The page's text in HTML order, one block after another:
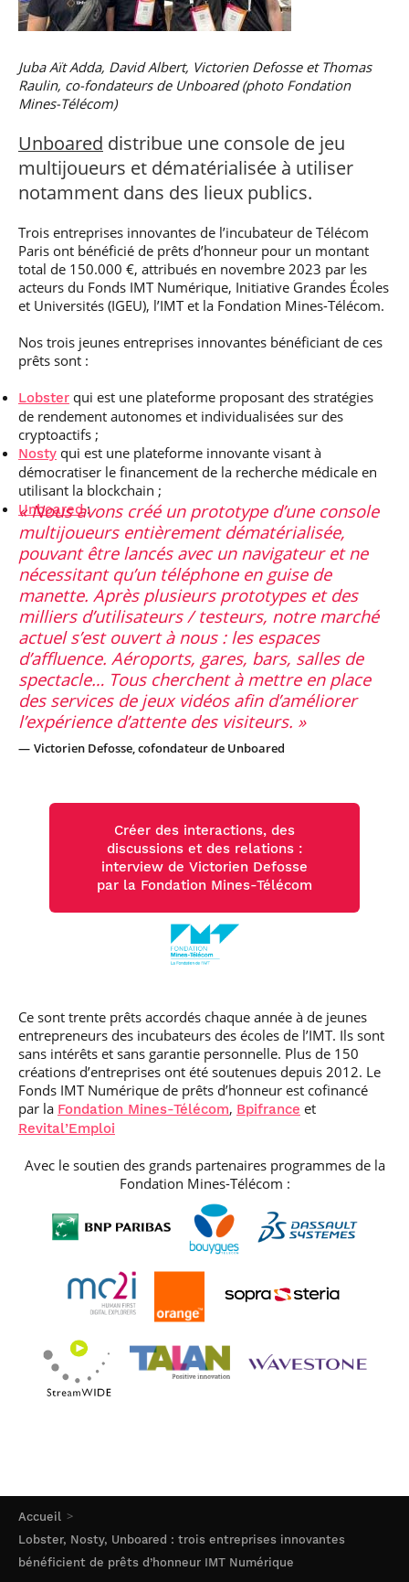
S’engager à Télécom
Paris
responsable : nos
élèves impliqués
Parcours Numérique
Responsable
Enquête 1er emploi
Corps des Mines
donnant accès aux
Corps techniques de
Artificielle en
alternance
Expert
cybersécurité des
réseaux et des
d’information
Intelligence
Artificielle – Expert
Data & MLops
Intelligence
Artificielle
multimodale et
autonome
Je suis élève en
situation de
Vous êtes admis,
Financement
Entreprises &
solutions Mastère
Brochures &
contacts
Événements des
formations de
professionnel
• Journaliste
• Diplômé
• Créateur d’entreprise
Accueil
Lobster, Nosty, Unboared : trois entreprises innovantes
bénéficient de prêts d’honneur IMT Numérique
Juba Aït Adda, David Albert, Victorien Defosse et Thomas
Raulin, co-fondateurs de Unboared (photo Fondation
Mines-Télécom)
Unboared distribue une console de jeu
multijoueurs et dématérialisée à utiliser
notamment dans des lieux publics.
Trois entreprises innovantes de l’incubateur de Télécom
Paris ont bénéficié de prêts d’honneur pour un montant
total de 150.000 €, attribués en novembre 2023 par les
acteurs du Fonds IMT Numérique, Initiative Grandes Écoles
et Universités (IGEU), l’IMT et la Fondation Mines-Télécom.
Nos trois jeunes entreprises innovantes bénéficiant de ces
prêts sont :
Lobster qui est une plateforme proposant des stratégies
de rendement autonomes et individualisées sur des
cryptoactifs ;
Nosty qui est une plateforme innovante visant à
démocratiser le financement de la recherche médicale en
utilisant la blockchain ;
Unboared:
Nous avons créé un prototype d’une console
multijoueurs entièrement dématérialisée,
pouvant être lancés avec un navigateur et ne
nécessitant qu’un téléphone en guise de
manette. Après plusieurs prototypes et des
milliers d’utilisateurs / testeurs, notre marché
actuel s’est ouvert à nous : les espaces
d’affluence. Aéroports, gares, bars, salles de
spectacle… Tous cherchent à mettre en place
des services de jeux vidéos afin d’améliorer
l’expérience d’attente des visiteurs.
Victorien Defosse, cofondateur de Unboared
Créer des interactions, des
discussions et des relations :
interview de Victorien Defosse
par la Fondation Mines-Télécom
Ce sont trente prêts accordés chaque année à de jeunes
entrepreneurs des incubateurs des écoles de l’IMT. Ils sont
sans intérêts et sans garantie personnelle. Plus de 150
créations d’entreprises ont été soutenues depuis 2012. Le
Fonds IMT Numérique de prêts d’honneur est cofinancé
par la Fondation Mines-Télécom, Bpifrance et
Revital’Emploi
Avec le soutien des grands partenaires programmes de la
Fondation Mines-Télécom :